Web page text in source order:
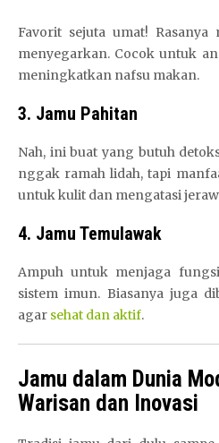
Favorit sejuta umat! Rasanya
menyegarkan. Cocok untuk
meningkatkan nafsu makan.
3. Jamu Pahitan
Nah, ini buat yang butuh
nggak ramah lidah, tapi
untuk kulit dan mengatasi
4. Jamu Temulawak
Ampuh untuk menjaga
sistem imun. Biasanya juga
agar sehat dan aktif.
Jamu dalam Dunia
Warisan dan Inovasi